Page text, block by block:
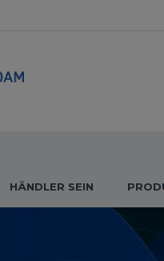
HÄNDLER SEIN